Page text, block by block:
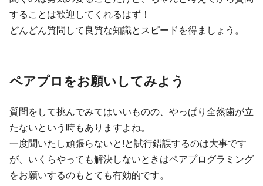
することは歓迎してくれるはず！
どんどん質問して良質な知識とスピードを得ましょう。
ペアプロをお願いしてみよう
質問をして挑んでみてはいいものの、やっぱり全然歯が立
たないという時もありますよね。
一度聞いたし頑張らないと!と試行錯誤するのは大事です
が、いくらやっても解決しないときはペアプログラミング
をお願いするのもとても有効的です。